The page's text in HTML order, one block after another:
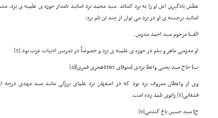
عطش یادگیری اش او را به یزد کشاند. سید محمد نزد اساتید نامدار حوزه ی علمیه ی
اساتید برجسته ی او در یزد می توان از چند تن نام برد:
الف) مرحوم سید احمد مدرس.
او مدرسی ماهر و بنام در حوزه ی علمیه ی یزد و خصوصاً در تدریس ادبیات عرب بود.[3]
ب) حاج سید یحیی واعظ یزدی (متوفای 1362هجری قمری)
[4]
وی از واعظان معروف یزد بود که در اصفهان نزد علمای بزرگی مانند سید مهدی درچه
قشقایی[5] زانوی تلمذ زده است.
ج) سید حسین باغ گندمی[6]